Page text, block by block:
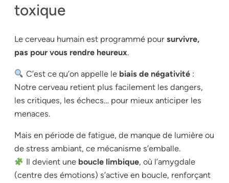
toxique
Le cerveau humain est programmé pour survivre,
pas pour vous rendre heureux.
C’est ce qu’on appelle le biais de négativité:
Notre cerveau retient plus facilement les dangers,
les critiques, les échecs… pour mieux anticiper les
menaces.
Mais en période de fatigue, de manque de lumière ou
de stress ambiant, ce mécanisme s’emballe.
Il devient une boucle limbique, où l’amygdale
(centre des émotions) s’active en boucle, renforçant